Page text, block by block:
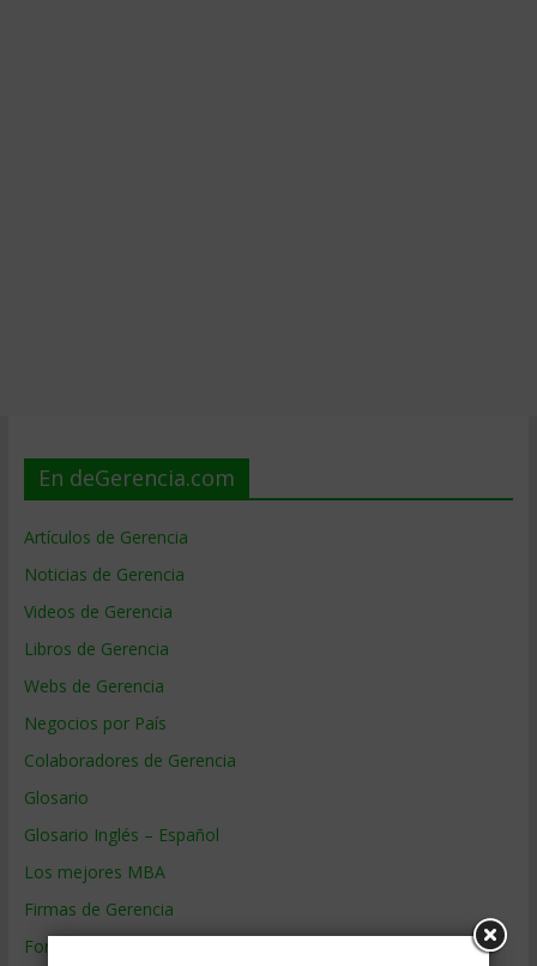
En deGerencia.com
Artículos de Gerencia
Noticias de Gerencia
Videos de Gerencia
Libros de Gerencia
Webs de Gerencia
Negocios por País
Colaboradores de Gerencia
Glosario
Glosario Inglés – Español
Los mejores MBA
Firmas de Gerencia
Formación de Gerencia